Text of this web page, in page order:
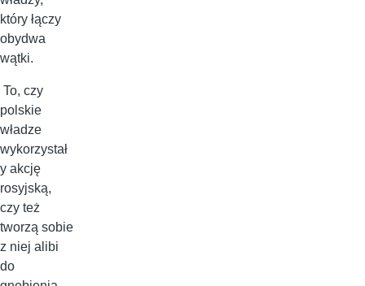
który łączy
obydwa
wątki.
To, czy
polskie
władze
wykorzystał
y akcję
rosyjską,
czy też
tworzą sobie
z niej alibi
do